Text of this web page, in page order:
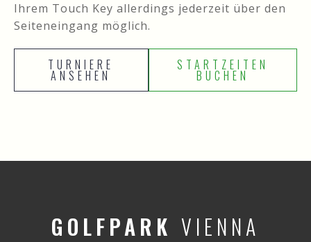
Ihrem Touch Key allerdings jederzeit über den
Seiteneingang möglich.
TURNIERE
ANSEHEN
STARTZEITEN
BUCHEN
GOLFPARK VIENNA